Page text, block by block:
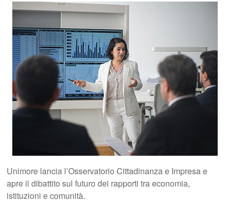
Unimore lancia l’Osservatorio Cittadinanza e Impresa e
apre il dibattito sul futuro dei rapporti tra economia,
istituzioni e comunità.